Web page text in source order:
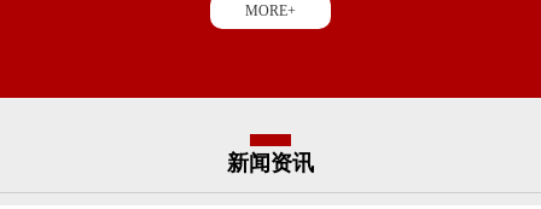
MORE+
新闻资讯